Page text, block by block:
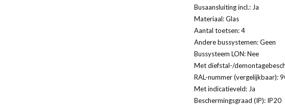
Busaansluiting incl.: Ja
Materiaal: Glas
Aantal toetsen: 4
Andere bussystemen: Geen
Bussysteem LON: Nee
Met diefstal-/
RAL-nummer (vergelijkbaar):
Met indicatieveld: Ja
Beschermingsgraad (IP): IP20